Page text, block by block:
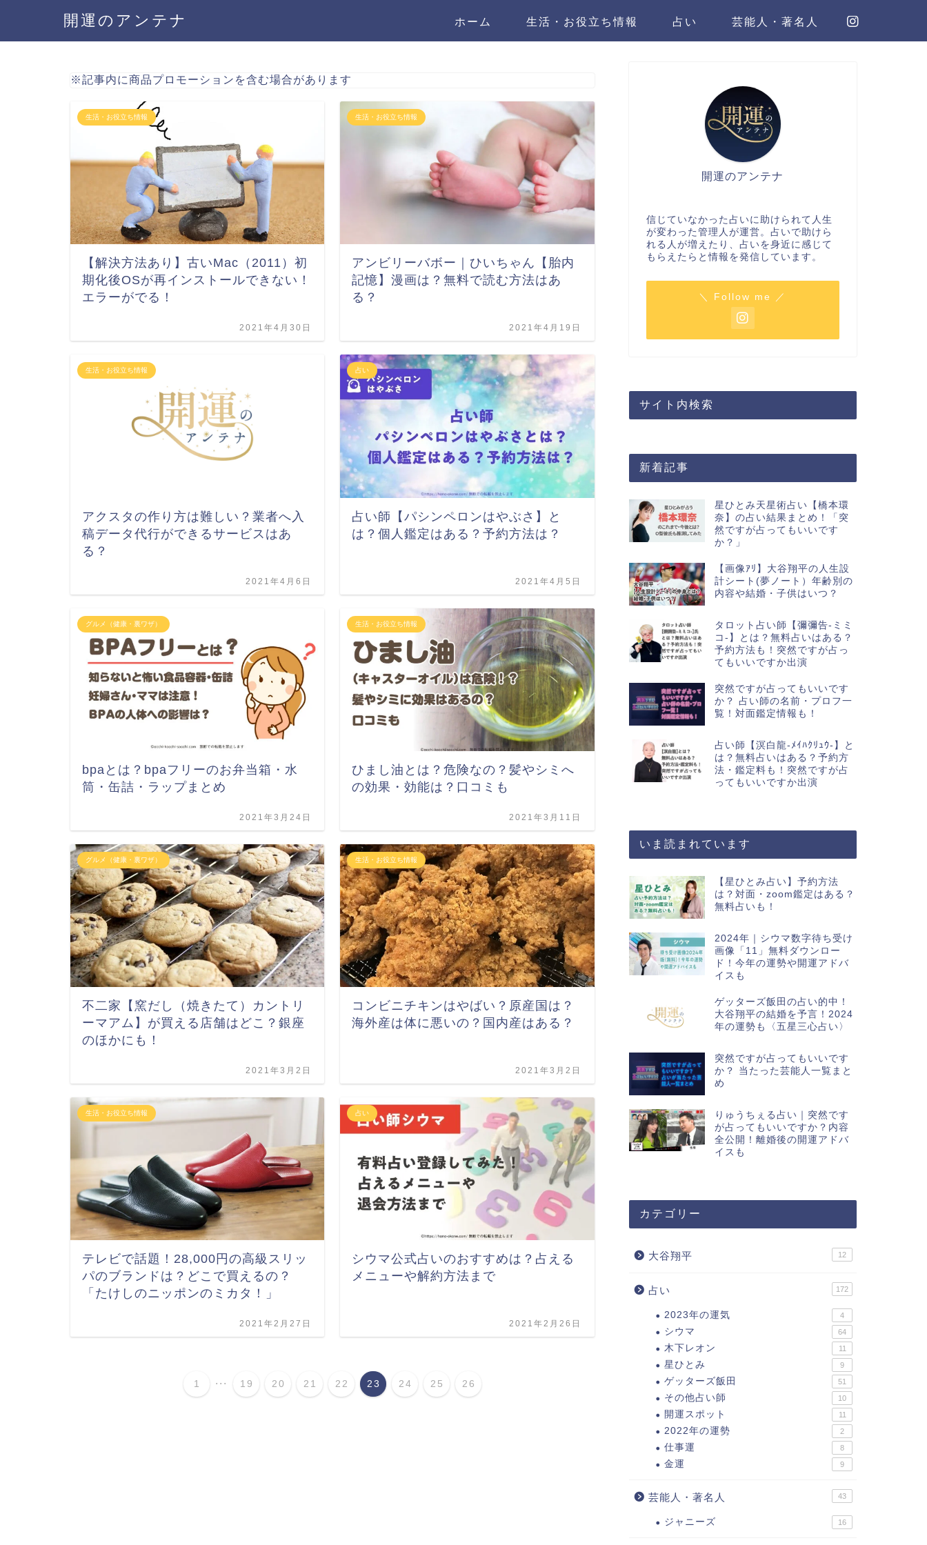
開運のアンテナ ホーム 生活・お役立ち情報 占い 芸能人・著名人
※記事内に商品プロモーションを含む場合があります
生活・お役立ち情報
【解決方法あり】古いMac（2011）初
期化後OSが再インストールできない！
エラーがでる！
2021年4月30日
生活・お役立ち情報
アンビリーバボー｜ひいちゃん【胎内
記憶】漫画は？無料で読む方法はあ
る？
2021年4月19日
生活・お役立ち情報
アクスタの作り方は難しい？業者へ入
稿データ代行ができるサービスはあ
る？
2021年4月6日
占い
占い師【パシンペロンはやぶさ】と
は？個人鑑定はある？予約方法は？
2021年4月5日
グルメ（健康・裏ワザ）
bpaとは？bpaフリーのお弁当箱・水
筒・缶詰・ラップまとめ
2021年3月24日
生活・お役立ち情報
ひまし油とは？危険なの？髪やシミへ
の効果・効能は？口コミも
2021年3月11日
グルメ（健康・裏ワザ）
不二家【窯だし（焼きたて）カントリ
ーマアム】が買える店舗はどこ？銀座
のほかにも！
2021年3月2日
生活・お役立ち情報
コンビニチキンはやばい？原産国は？
海外産は体に悪いの？国内産はある？
2021年3月2日
生活・お役立ち情報
テレビで話題！28,000円の高級スリッ
パのブランドは？どこで買えるの？
「たけしのニッポンのミカタ！」
2021年2月27日
占い
シウマ公式占いのおすすめは？占える
メニューや解約方法まで
2021年2月26日
1 ... 19 20 21 22 23 24 25 26
開運のアンテナ
信じていなかった占いに助けられて人生
が変わった管理人が運営。占いで助けら
れる人が増えたり、占いを身近に感じて
もらえたらと情報を発信しています。
＼ Follow me ／
サイト内検索
新着記事
星ひとみ天星術占い【橋本環
奈】の占い結果まとめ！「突
然ですが占ってもいいです
か？」
【画像ｱﾘ】大谷翔平の人生設
計シート(夢ノート）年齢別の
内容や結婚・子供はいつ？
タロット占い師【彌彌告-ミミ
コ-】とは？無料占いはある？
予約方法も！突然ですが占っ
てもいいですか出演
突然ですが占ってもいいです
か？ 占い師の名前・プロフ一
覧！対面鑑定情報も！
占い師【溟白龍-ﾒｲﾊｸﾘｭｳ-】と
は？無料占いはある？予約方
法・鑑定料も！突然ですが占
ってもいいですか出演
いま読まれています
【星ひとみ占い】予約方法
は？対面・zoom鑑定はある？
無料占いも！
2024年｜シウマ数字待ち受け
画像「11」無料ダウンロー
ド！今年の運勢や開運アドバ
イスも
ゲッターズ飯田の占い的中！
大谷翔平の結婚を予言！2024
年の運勢も〈五星三心占い〉
突然ですが占ってもいいです
か？ 当たった芸能人一覧まと
め
りゅうちぇる占い｜突然です
が占ってもいいですか？内容
全公開！離婚後の開運アドバ
イスも
カテゴリー
大谷翔平 12
占い 172
2023年の運気 4
シウマ 64
木下レオン 11
星ひとみ 9
ゲッターズ飯田 51
その他占い師 10
開運スポット 11
2022年の運勢 2
仕事運 8
金運 9
芸能人・著名人 43
ジャニーズ 16